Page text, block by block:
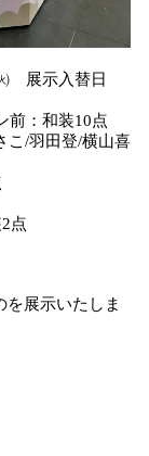
展示入替日
：和装10点
/羽田登/横山喜
点
展示いたしま